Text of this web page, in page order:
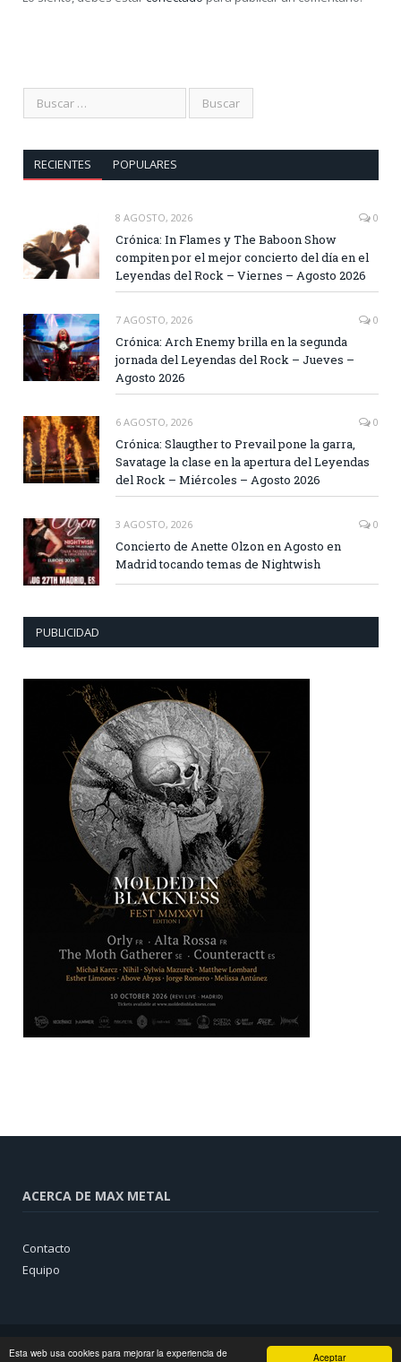
Aceptar
Esta web usa cookies para mejorar la experiencia de
RECIENTES POPULARES
8 AGOSTO, 2026 0
Crónica: In Flames y The Baboon Show
compiten por el mejor concierto del día en el
Leyendas del Rock – Viernes – Agosto 2026
7 AGOSTO, 2026 0
Crónica: Arch Enemy brilla en la segunda
jornada del Leyendas del Rock – Jueves –
Agosto 2026
6 AGOSTO, 2026 0
Crónica: Slaugther to Prevail pone la garra,
Savatage la clase en la apertura del Leyendas
del Rock – Miércoles – Agosto 2026
3 AGOSTO, 2026 0
Concierto de Anette Olzon en Agosto en
Madrid tocando temas de Nightwish
PUBLICIDAD
ACERCA DE MAX METAL
Contacto
Equipo